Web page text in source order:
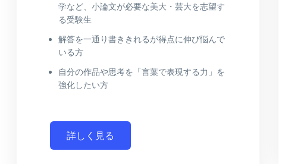
学など、小論文が必要な美大・芸大を志望す
る受験生
解答を一通り書ききれるが得点に伸び悩んで
いる方
自分の作品や思考を「言葉で表現する力」を
強化したい方
詳しく見る